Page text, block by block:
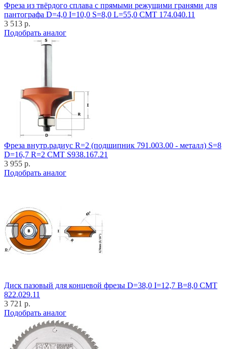
Фреза из твёрдого сплава с прямыми режущими гранями для
пантографа D=4,0 I=10,0 S=8,0 L=55,0 CMT 174.040.11
3 513 р.
Подобрать аналог
Фреза внутр.радиус R=2 (подшипник 791.003.00 - металл) S=8
D=16,7 R=2 CMT S938.167.21
3 955 р.
Подобрать аналог
Диск пазовый для концевой фрезы D=38,0 I=12,7 B=8,0 CMT
822.029.11
3 721 р.
Подобрать аналог